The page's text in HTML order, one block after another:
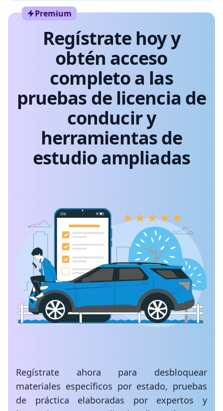
Premium
Regístrate hoy y
obtén acceso
completo a las
pruebas de licencia de
conducir y
herramientas de
estudio ampliadas
Regístrate ahora para desbloquear
materiales específicos por estado, pruebas
de práctica elaboradas por expertos y